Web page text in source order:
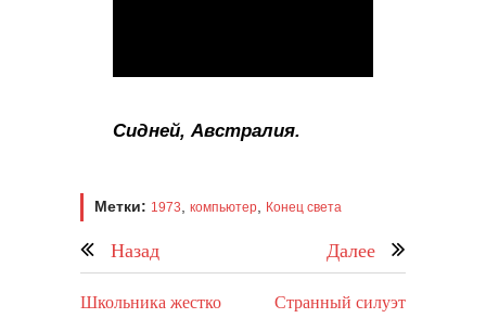
Сидней, Австралия.
Метки: 1973 компьютер Конец света
Назад Далее
Школьника жестко
Странный силуэт